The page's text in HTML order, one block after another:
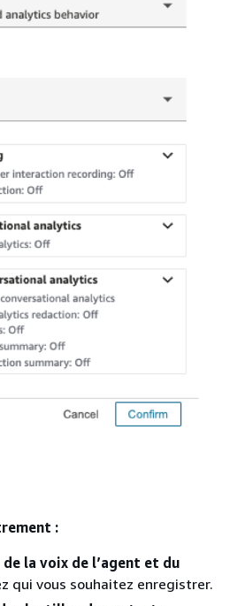
:
la voix de l’agent et du
qui vous souhaitez enregistrer.